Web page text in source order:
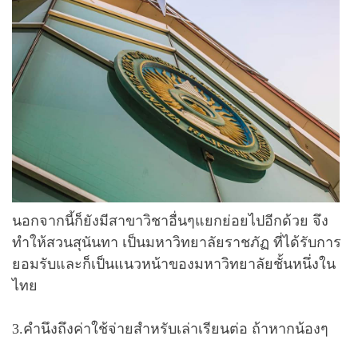
นอกจากนี้ก็ยังมีสาขาวิชาอื่นๆแยกย่อยไปอีกด้วย จึง
ทำให้สวนสุนันทา เป็นมหาวิทยาลัยราชภัฏ ที่ได้รับการ
ยอมรับและก็เป็นแนวหน้าของมหาวิทยาลัยชั้นหนึ่งใน
ไทย
3.คำนึงถึงค่าใช้จ่ายสำหรับเล่าเรียนต่อ ถ้าหากน้องๆ